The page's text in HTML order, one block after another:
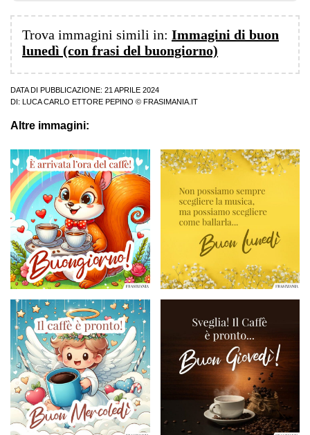
Trova immagini simili in: Immagini di buon
lunedì (con frasi del buongiorno)
DATA DI PUBBLICAZIONE: 21 APRILE 2024
DI:
LUCA CARLO ETTORE PEPINO © FRASIMANIA.IT
Altre immagini: